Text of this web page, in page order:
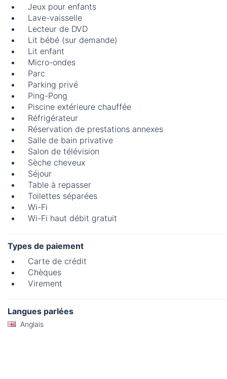
Jeux pour enfants
Lave-vaisselle
Lecteur de DVD
Lit bébé (sur demande)
Lit enfant
Micro-ondes
Parc
Parking privé
Ping-Pong
Piscine extérieure chauffée
Réfrigérateur
Réservation de prestations annexes
Salle de bain privative
Salon de télévision
Sèche cheveux
Séjour
Table à repasser
Toilettes séparées
Wi-Fi
Wi-Fi haut débit gratuit
Types de paiement
Carte de crédit
Chèques
Virement
Langues parlées
Anglais